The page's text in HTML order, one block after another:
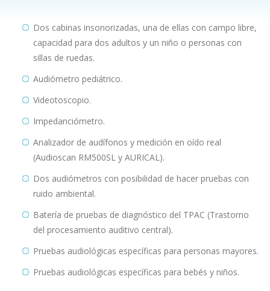
Dos cabinas insonorizadas, una de ellas con campo libre,
capacidad para dos adultos y un niño o personas con
sillas de ruedas.
Audiómetro pediátrico.
Videotoscopio.
Impedanciómetro.
Analizador de audífonos y medición en oído real
(Audioscan RM500SL y AURICAL).
Dos audiómetros con posibilidad de hacer pruebas con
ruido ambiental.
Batería de pruebas de diagnóstico del TPAC (Trastorno
del procesamiento auditivo central).
Pruebas audiológicas específicas para personas mayores.
Pruebas audiológicas específicas para bebés y niños.